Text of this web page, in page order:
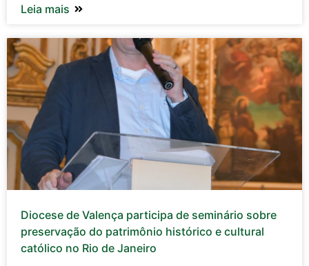
Leia mais
Diocese de Valença participa de seminário sobre
preservação do patrimônio histórico e cultural
católico no Rio de Janeiro